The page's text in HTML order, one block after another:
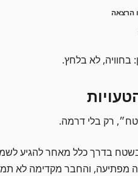
הרצאה
בחוויה, לא בלחץ.
רק בלי דרמה.
בדרך כלל מאחר להגיע
מפתיעה, והחבר מקדימה לא